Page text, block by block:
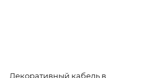
Декоративный кабель в